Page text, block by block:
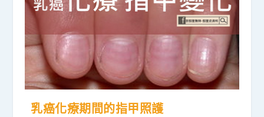
乳癌化療期間的指甲照護